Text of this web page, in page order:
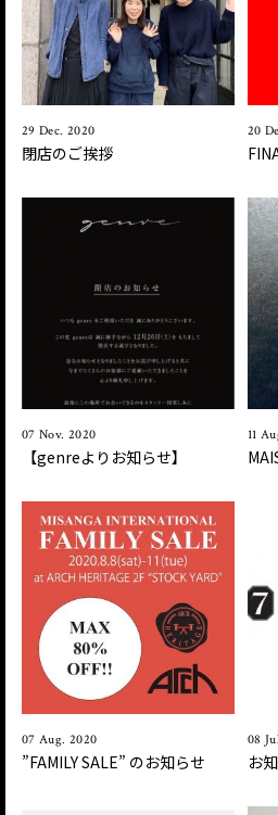
29 Dec. 2020
閉店のご挨拶
20
07 Nov. 2020
【genreよりお知らせ】
11
07 Aug. 2020
”FAMILY SALE ” のお知らせ
08
お